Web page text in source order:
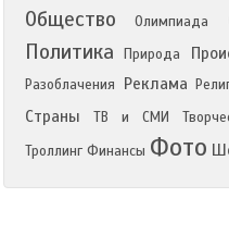
Общество Олимпиада
Политика Природа
Разоблачения
Реклама
Страны
ТВ и СМИ
Троллинг Финансы Фото